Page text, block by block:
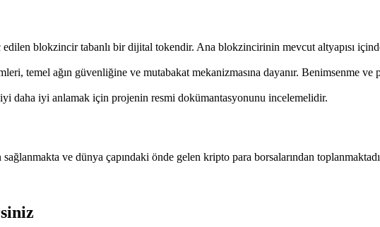
blokzincir tabanlı bir dijital tokendir. Ana blokzincirinin mevcut altyapısı
temel ağın güvenliğine ve mutabakat mekanizmasına dayanır. Benimsenme ve
daha iyi anlamak için projenin resmi dokümantasyonunu incelemelidir.
ve dünya çapındaki önde gelen kripto para borsalarından